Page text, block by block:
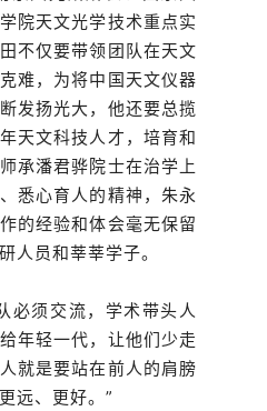
院天文光学技术重点实
不仅要带领团队在天文
难，为将中国天文仪器
发扬光大，他还要总揽
天文科技人才，培育和
承潘君骅院士在治学上
悉心育人的精神，朱永
的经验和体会毫无保留
人员和莘莘学子。
必须交流，学术带头人
年轻一代，让他们少走
就是要站在前人的肩膀
远、更好。”